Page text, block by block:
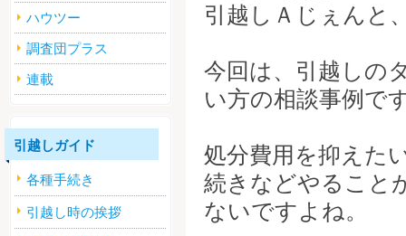
引越しＡじぇんと
今回は、引越しの
い方の相談事例で
処分費用を抑えた
続きなどやること
ないですよね。
ハウツー
調査団プラス
連載
引越しガイド
各種手続き
引越し時の挨拶